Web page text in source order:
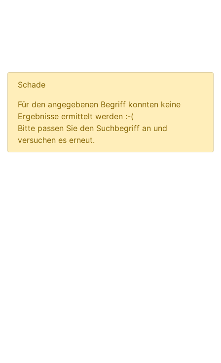
Schade
Für den angegebenen Begriff konnten keine
Ergebnisse ermittelt werden :-(
Bitte passen Sie den Suchbegriff an und
versuchen es erneut.